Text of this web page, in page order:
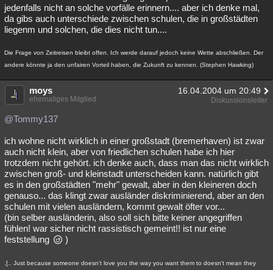
jedenfalls nicht an solche vorfälle erinnern.... aber ich denke mal,
da gibs auch unterschiede zwischen schulen, die in großstädten
liegenm und solchen, die dies nicht tun....
Die Frage von Zeitreisen bleibt offen. Ich werde darauf jedoch keine Wette abschließen. Der
andere könnte ja den unfairen Vorteil haben, die Zukunft zu kennen. (Stephen Hawking)
moys 16.04.2004 um 20:49
ehemaliges Mitglied Diskussionsleiter
@Tommy137
ich wohne nicht wirklich in einer großstadt (bremerhaven) ist zwar
auch nicht klein, aber von friedlichen schulen habe ich hier
trotzdem nicht gehört. ich denke auch, dass man das nicht wirklich
zwischen groß- und kleinstadt unterscheiden kann. natürlich gibt
es in den großstädten "mehr" gewalt, aber in den kleineren doch
genauso... das klingt zwar ausländer diskriminierend, aber an den
schulen mit vielen ausländern, kommt gewalt öfter vor...
(bin selber ausländerin, also soll sich bitte keiner angegriffen
fühlen! war sicher nicht rassistisch gemeint!! ist nur eine
feststellung
)
.[.. Just because someone doesn't love you the way you want them to doesn't mean they